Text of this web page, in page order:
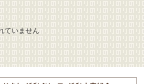
ていません